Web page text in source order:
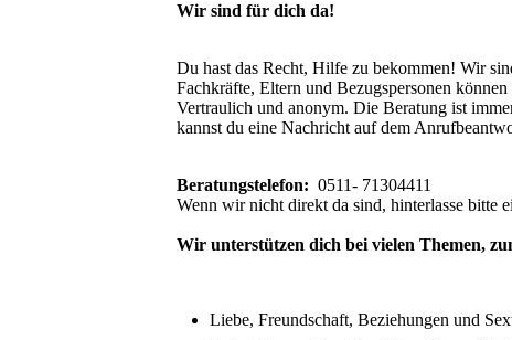
Wir sind für dich da!
Du hast das Recht, Hilfe zu bekommen! Wir
Fachkräfte, Eltern und Bezugspersonen
Vertraulich und anonym. Die Beratung ist
kannst du eine Nachricht auf dem
Beratungstelefon: 0511- 71304411
Wenn wir nicht direkt da sind, hinterlasse bitte
Wir unterstützen dich bei vielen Themen,
Liebe, Freundschaft, Beziehungen und